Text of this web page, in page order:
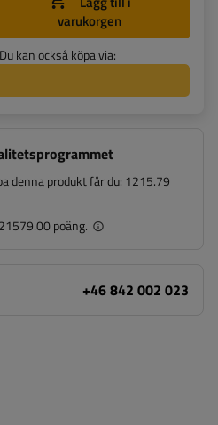
varukorgen
Du kan också köpa via:
denna produkt får du: 1215.79
poäng.
+46 842 002 023